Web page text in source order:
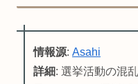
情報源: Asahi
詳細: 選挙活動の混